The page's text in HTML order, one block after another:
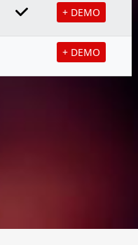
+ DEMO
+ DEMO